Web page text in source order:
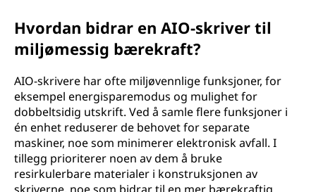
Hvordan bidrar en AIO-skriver til
miljømessig bærekraft?
AIO-skrivere har ofte miljøvennlige funksjoner, for
eksempel energisparemodus og mulighet for
dobbeltsidig utskrift. Ved å samle flere funksjoner i
én enhet reduserer de behovet for separate
maskiner, noe som minimerer elektronisk avfall. I
tillegg prioriterer noen av dem å bruke
resirkulerbare materialer i konstruksjonen av